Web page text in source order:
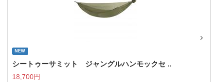
NEW
シートゥーサミット ジャングルハンモックセ ..
18,700円